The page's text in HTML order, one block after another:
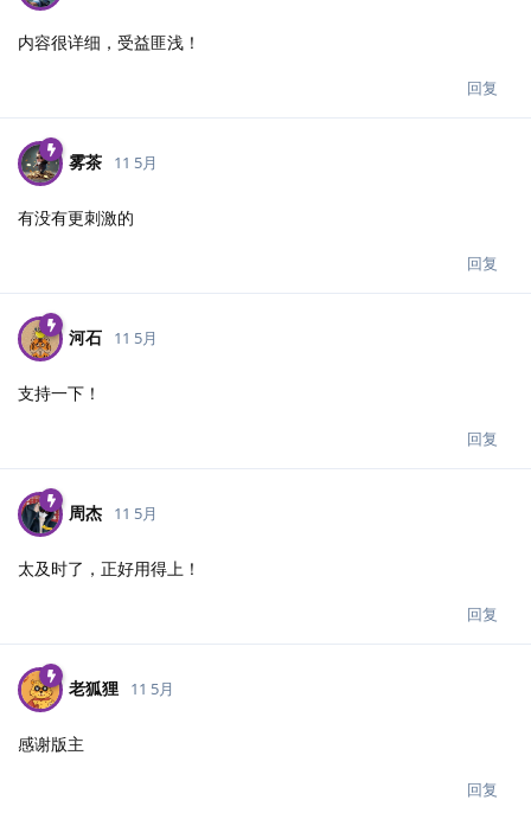
内容很详细，受益匪浅！
回复
雾茶 11 5月
有没有更刺激的
回复
河石 11 5月
支持一下！
回复
周杰 11 5月
太及时了，正好用得上！
回复
老狐狸 11 5月
感谢版主
回复